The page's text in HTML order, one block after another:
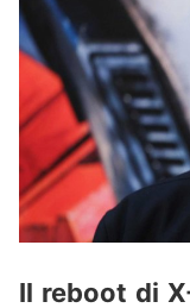
Il reboot di